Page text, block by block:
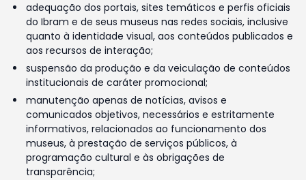
adequação dos portais, sites temáticos e perfis oficiais
do Ibram e de seus museus nas redes sociais, inclusive
quanto à identidade visual, aos conteúdos publicados e
aos recursos de interação;
suspensão da produção e da veiculação de conteúdos
institucionais de caráter promocional;
manutenção apenas de notícias, avisos e
comunicados objetivos, necessários e estritamente
informativos, relacionados ao funcionamento dos
museus, à prestação de serviços públicos, à
programação cultural e às obrigações de
transparência;